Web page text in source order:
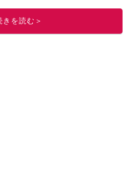
きを読む＞